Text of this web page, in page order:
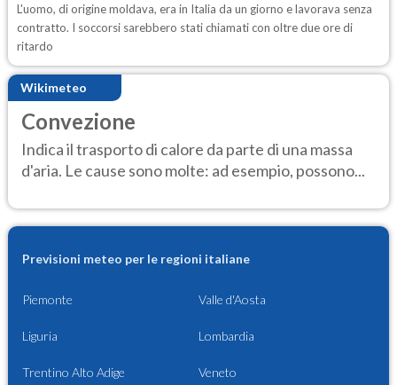
L'uomo, di origine moldava, era in Italia da un giorno e lavorava senza
contratto. I soccorsi sarebbero stati chiamati con oltre due ore di
ritardo
Wikimeteo
Convezione
Indica il trasporto di calore da parte di una massa
d'aria. Le cause sono molte: ad esempio, possono...
Previsioni meteo per le regioni italiane
Piemonte Valle d'Aosta
Liguria Lombardia
Trentino Alto Adige Veneto